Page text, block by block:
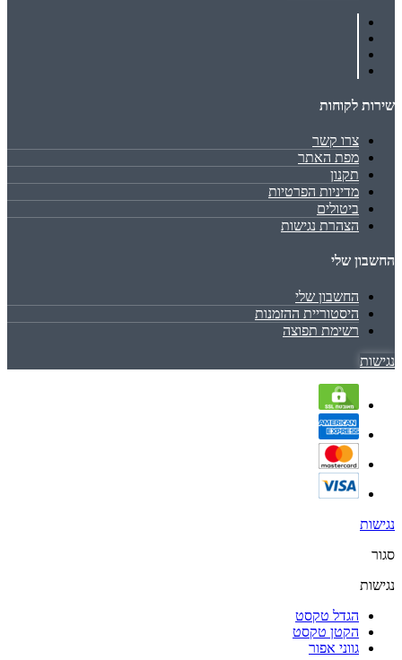
שירות לקוחות
צרו קשר
מפת האתר
תקנון
מדיניות הפרטיות
ביטולים
הצהרת נגישות
החשבון שלי
החשבון שלי
היסטוריית ההזמנות
רשימת תפוצה
נגישות
נגישות
סגור
נגישות
הגדל טקסט
הקטן טקסט
גווני אפור